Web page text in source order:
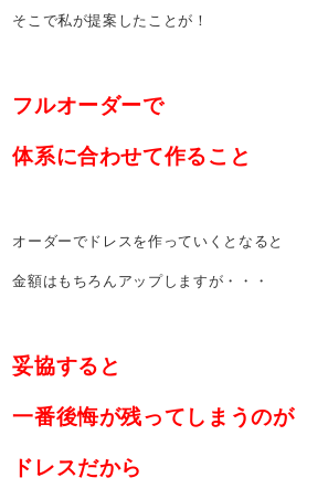
そこで私が提案したことが！
フルオーダーで
体系に合わせて作ること
オーダーでドレスを作っていくとなると
金額はもちろんアップしますが・・・
妥協すると
一番後悔が残ってしまうのが
ドレスだから